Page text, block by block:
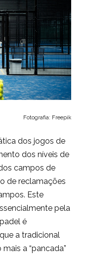
Fotografia: Freepik
dos jogos de
dos níveis de
campos de
de reclamações
Este
pela
é
a tradicional
a “pancada”